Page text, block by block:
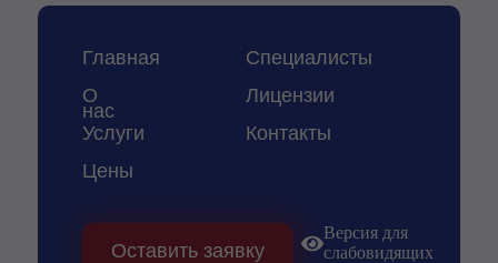
Главная
Специалисты
О
нас
Лицензии
Услуги
Цены
Контакты
Оставить заявку
Версия для
слабовидящих